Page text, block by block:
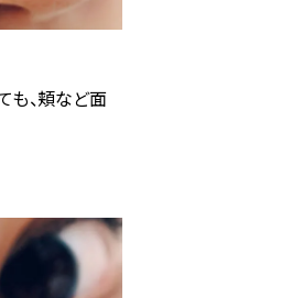
、頬など面